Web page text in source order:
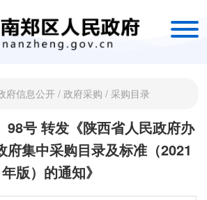
府信息公开 / 政府采购 / 采购目录
98号 转发《陕西省人民政府办
府集中采购目录及标准（2021
年版）的通知》